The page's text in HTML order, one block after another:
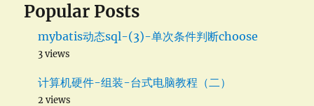
Popular Posts
mybatis动态sql-(3)-单次条件判断choose
3 views
计算机硬件-组装-台式电脑教程（二）
2 views